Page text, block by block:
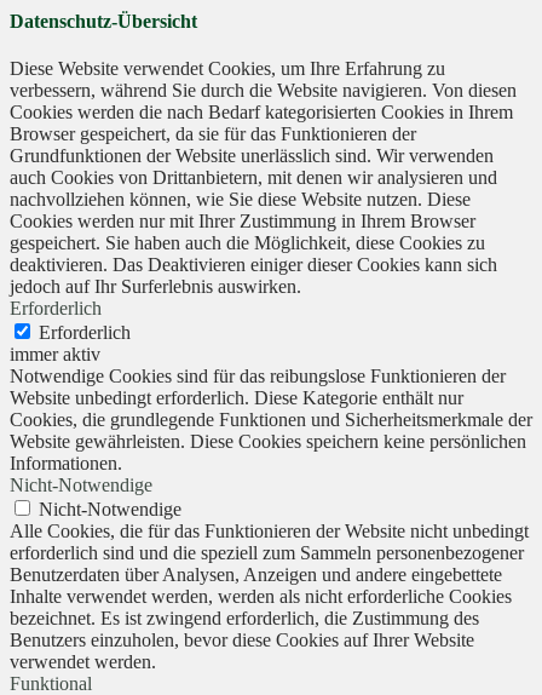
Datenschutz-Übersicht
Diese Website verwendet Cookies, um Ihre Erfahrung zu
verbessern, während Sie durch die Website navigieren. Von diesen
Cookies werden die nach Bedarf kategorisierten Cookies in Ihrem
Browser gespeichert, da sie für das Funktionieren der
Grundfunktionen der Website unerlässlich sind. Wir verwenden
auch Cookies von Drittanbietern, mit denen wir analysieren und
nachvollziehen können, wie Sie diese Website nutzen. Diese
Cookies werden nur mit Ihrer Zustimmung in Ihrem Browser
gespeichert. Sie haben auch die Möglichkeit, diese Cookies zu
deaktivieren. Das Deaktivieren einiger dieser Cookies kann sich
jedoch auf Ihr Surferlebnis auswirken.
Erforderlich
Erforderlich
immer aktiv
Notwendige Cookies sind für das reibungslose Funktionieren der
Website unbedingt erforderlich. Diese Kategorie enthält nur
Cookies, die grundlegende Funktionen und Sicherheitsmerkmale der
Website gewährleisten. Diese Cookies speichern keine persönlichen
Informationen.
Nicht-Notwendige
Nicht-Notwendige
Alle Cookies, die für das Funktionieren der Website nicht unbedingt
erforderlich sind und die speziell zum Sammeln personenbezogener
Benutzerdaten über Analysen, Anzeigen und andere eingebettete
Inhalte verwendet werden, werden als nicht erforderliche Cookies
bezeichnet. Es ist zwingend erforderlich, die Zustimmung des
Benutzers einzuholen, bevor diese Cookies auf Ihrer Website
verwendet werden.
Funktional